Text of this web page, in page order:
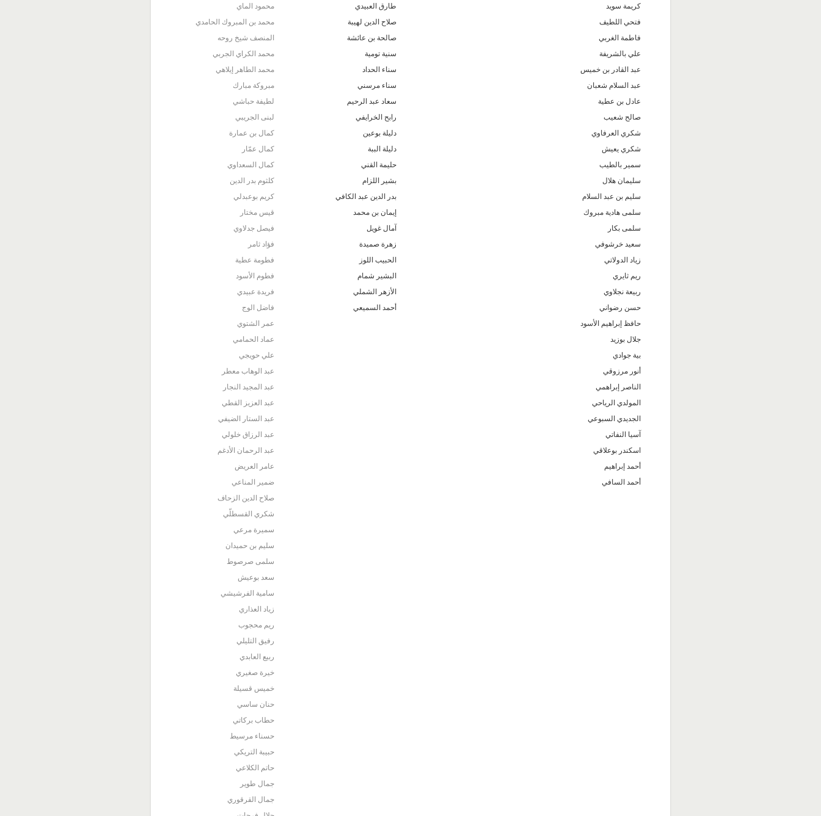
كريمة سويد
فتحي اللطيف
فاطمة الغربي
علي بالشريفة
عبد القادر بن خميس
عبد السلام شعبان
عادل بن عطية
صالح شعيب
شكري العرفاوي
شكري يعيش
سمير بالطيب
سليمان هلال
سليم بن عبد السلام
سلمى هادية مبروك
سلمى بكار
سعيد خرشوفي
زياد الدولاتي
ريم ثايري
ربيعة نجلاوي
حسن رضواني
حافظ إبراهيم الأسود
جلال بوزيد
بية جوادي
أنور مرزوقي
الناصر إبراهمي
المولدي الرياحي
الجديدي السبوعي
آسيا النفاتي
اسكندر بوعلاقي
أحمد إبراهيم
أحمد السافي
طارق العبيدي
صلاح الدين لهيبة
صالحة بن عائشة
سنية تومية
سناء الحداد
سناء مرسني
سعاد عبد الرحيم
رابح الخرايفي
دليلة بوعين
دليلة الببة
حليمة القني
بشير اللزام
بدر الدين عبد الكافي
إيمان بن محمد
آمال غويل
زهرة صميدة
الحبيب اللوز
البشير شمام
الأزهر الشملي
أحمد السميعي
محمود الماي
محمد بن المبروك الحامدي
المنصف شيخ روحه
محمد الكراي الجربي
محمد الطاهر إيلاهي
مبروكة مبارك
لطيفة حباشي
لبنى الجريبي
كمال بن عمارة
كمال عمّار
كمال السعداوي
كلثوم بدر الدين
كريم بوعبدلي
قيس مختار
فيصل جدلاوي
فؤاد ثامر
فطومة عطية
فطوم الأسود
فريدة عبيدي
فاضل الوج
عمر الشتوي
عماد الحمامي
علي حويجي
عبد الوهاب معطر
عبد المجيد النجار
عبد العزيز القطي
عبد الستار الضيفي
عبد الرزاق خلولي
عبد الرحمان الأدغم
عامر العريض
ضمير المناعي
صلاح الدين الزحاف
شكري القسطلّي
سميرة مرعي
سليم بن حميدان
سلمى صرصوط
سعد بوعيش
سامية الفرشيشي
زياد العذاري
ريم محجوب
رفيق التليلي
ربيع العابدي
خيرة صغيري
خميس قسيلة
حنان ساسي
حطاب بركاتي
حسناء مرسيط
حبيبة التريكي
حاتم الكلاعي
جمال طوير
جمال القرقوري